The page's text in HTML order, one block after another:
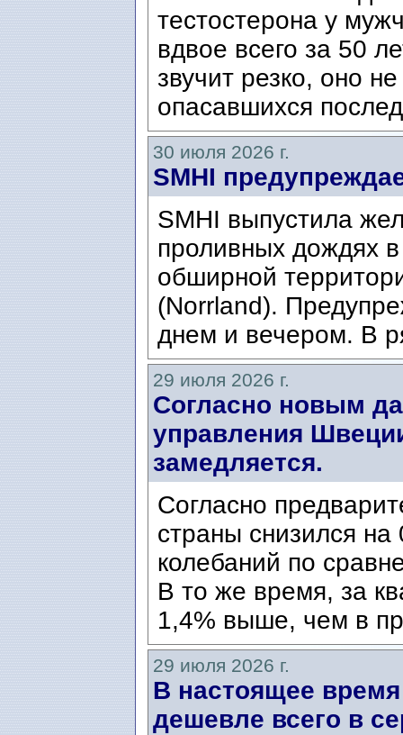
тестостерона у
вдвое всего за 50
звучит резко, оно
опасавшихся
30 июля 2026 г.
SMHI
SMHI выпустила
проливных дождях
обширной
(Norrland).
днем ​​и вечером. В
29 июля 2026 г.
Согласно новым
управления
замедляется.
Согласно
страны снизился
колебаний по
В то же время, за
1,4% выше, чем в
29 июля 2026 г.
В настоящее
дешевле всего в